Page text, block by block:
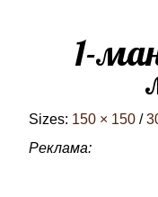
1-
Sizes: 150 × 150 /
Реклама: